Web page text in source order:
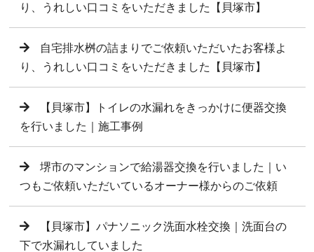
り、うれしい口コミをいただきました【貝塚市】
自宅排水桝の詰まりでご依頼いただいたお客様よ
り、うれしい口コミをいただきました【貝塚市】
【貝塚市】トイレの水漏れをきっかけに便器交換
を行いました｜施工事例
堺市のマンションで給湯器交換を行いました｜い
つもご依頼いただいているオーナー様からのご依頼
【貝塚市】パナソニック洗面水栓交換｜洗面台の
下で水漏れしていました